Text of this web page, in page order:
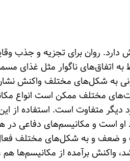
روان برای تجزیه و جذب وقایع
به اتفاق‌های ناگوار مثل غذای
به شکل‌های مختلف واکنش
مختلف ممکن است انواع
دیگر متفاوت است. استفاده از
است و مکانیسم‌های دفاعی در
ضعف و به شکل‌های مختلف
برآمده از مکانیسم‌ها هم